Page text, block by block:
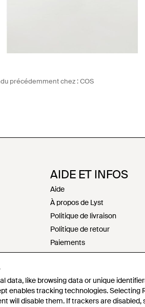
data, like browsing data or unique
enables tracking technologies. Selecting
will disable them. If trackers are disabled,
précédemment chez :COS
AIDE ET INFOS
Aide
À propos de Lyst
Politique de livraison
Politique de retour
Paiements
Politique de remboursement
Nous contacter
Conditions générales